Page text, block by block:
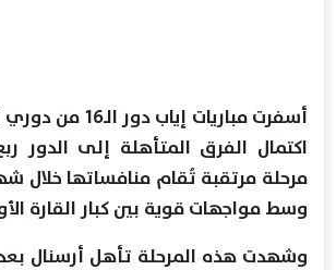
أسفرت مباريات إياب
اكتمال الفرق المتأهلة إلى الدور
مرحلة مرتقبة تُقام منافساتها خلال
وسط مواجهات قوية بين كبار القارة
وشهدت هذه المرحلة تأهل أرسنال